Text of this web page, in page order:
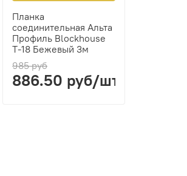
Планка
соединительная Альта
Профиль Blockhouse
Т-18 Бежевый 3м
985 руб
886.50 руб/шт